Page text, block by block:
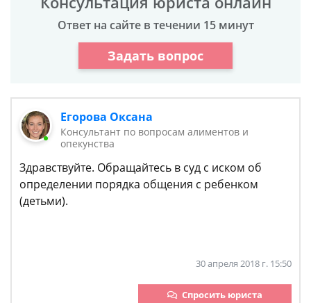
Ответ на сайте в течении 15 минут
Задать вопрос
Егорова Оксана
Консультант по вопросам алиментов и
опекунства
Здравствуйте. Обращайтесь в суд с иском об
определении порядка общения с ребенком
(детьми).
30 апреля 2018 г. 15:50
Спросить юриста